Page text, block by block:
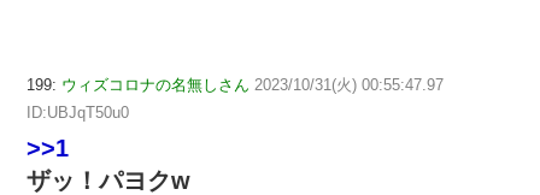
199: ウィズコロナの名無しさん 2023/10/31(火) 00:55:47.97
ID:UBJqT50u0
>>1
ザッ！パヨクw